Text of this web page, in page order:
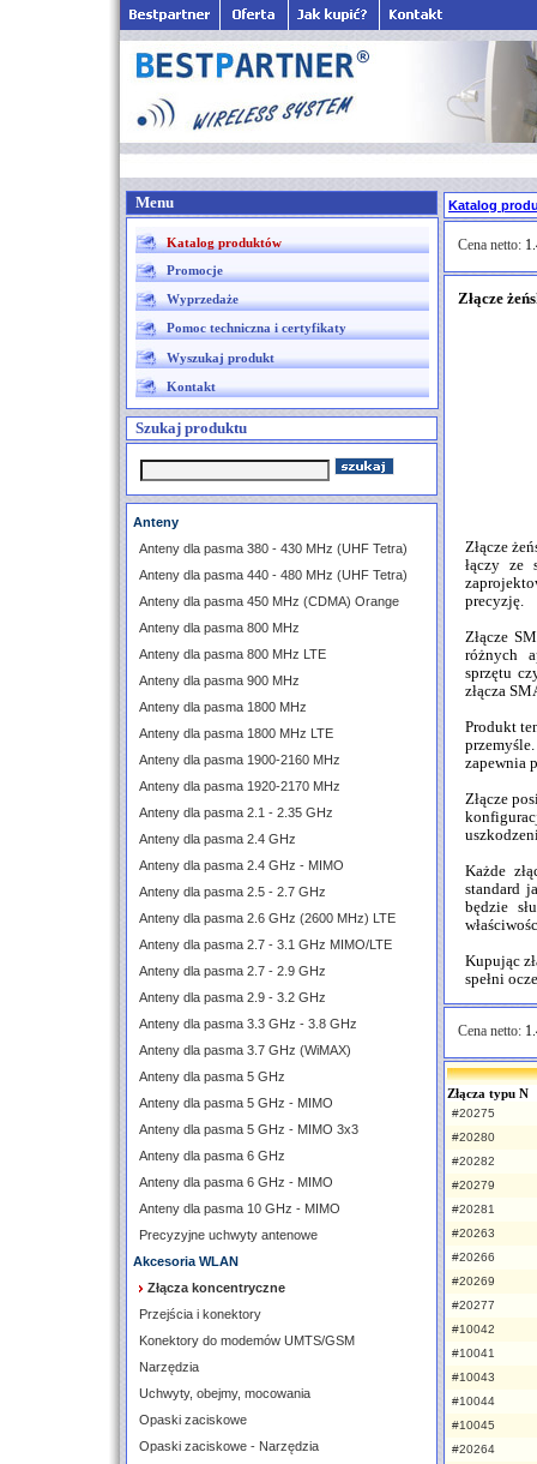
Menu
Katalog produktów
Promocje
Wyprzedaże
Pomoc techniczna i certyfikaty
Wyszukaj produkt
Kontakt
Szukaj produktu
Anteny
Anteny dla pasma 380 - 430 MHz (UHF Tetra)
Anteny dla pasma 440 - 480 MHz (UHF Tetra)
Anteny dla pasma 450 MHz (CDMA) Orange
Anteny dla pasma 800 MHz
Anteny dla pasma 800 MHz LTE
Anteny dla pasma 900 MHz
Anteny dla pasma 1800 MHz
Anteny dla pasma 1800 MHz LTE
Anteny dla pasma 1900-2160 MHz
Anteny dla pasma 1920-2170 MHz
Anteny dla pasma 2.1 - 2.35 GHz
Anteny dla pasma 2.4 GHz
Anteny dla pasma 2.4 GHz - MIMO
Anteny dla pasma 2.5 - 2.7 GHz
Anteny dla pasma 2.6 GHz (2600 MHz) LTE
Anteny dla pasma 2.7 - 3.1 GHz MIMO/LTE
Anteny dla pasma 2.7 - 2.9 GHz
Anteny dla pasma 2.9 - 3.2 GHz
Anteny dla pasma 3.3 GHz - 3.8 GHz
Anteny dla pasma 3.7 GHz (WiMAX)
Anteny dla pasma 5 GHz
Anteny dla pasma 5 GHz - MIMO
Anteny dla pasma 5 GHz - MIMO 3x3
Anteny dla pasma 6 GHz
Anteny dla pasma 6 GHz - MIMO
Anteny dla pasma 10 GHz - MIMO
Precyzyjne uchwyty antenowe
Akcesoria WLAN
Złącza koncentryczne
Przejścia i konektory
Konektory do modemów UMTS/GSM
Narzędzia
Uchwyty, obejmy, mocowania
Opaski zaciskowe
Opaski zaciskowe - Narzędzia
Katalog
Cena netto:
Złącze
Złącze
łączy ze
precyzję.
Złącze
różnych
sprzętu
złącza
Produkt
zapewnia
Złącze
Każde
standard
będzie
Kupując
spełni
Cena netto:
Złącza typu N
#20275
#20280
#20282
#20279
#20281
#20263
#20266
#20269
#20277
#10042
#10041
#10043
#10044
#10045
#20264